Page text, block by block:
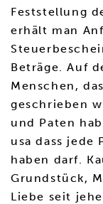
Feststellung
erhält man
Beträge. Auf
Menschen,
geschrieben
und Paten
usa dass jede
haben darf.
Grundstück,
Liebe seit